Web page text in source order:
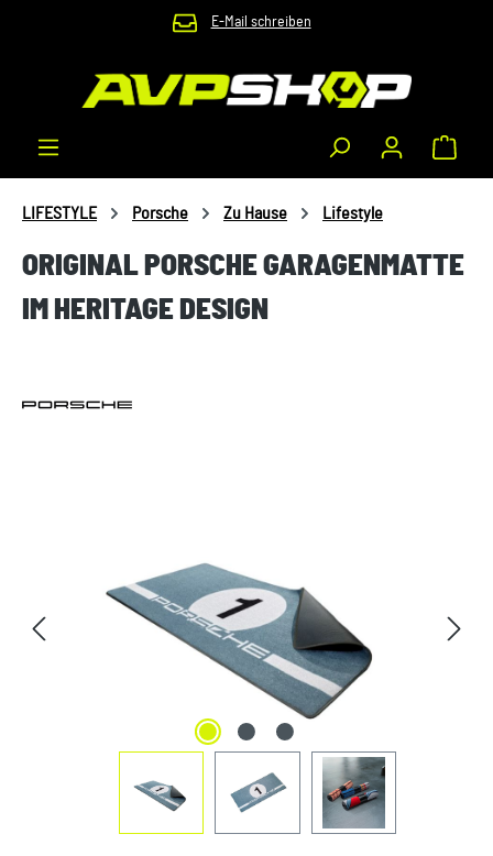
Zum Hauptinhalt springen E-Mail schreiben
LIFESTYLE Porsche Zu Hause Lifestyle
ORIGINAL PORSCHE GARAGENMATTE
IM HERITAGE DESIGN